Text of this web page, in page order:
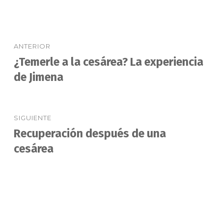
de
entradas
ANTERIOR
Entrada
anterior:
¿Temerle a la cesárea? La experiencia
de Jimena
SIGUIENTE
Entrada
siguiente:
Recuperación después de una
cesárea